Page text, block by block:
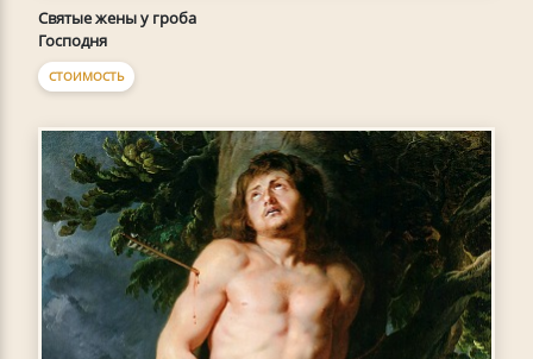
Святые жены у гроба
Господня
СТОИМОСТЬ